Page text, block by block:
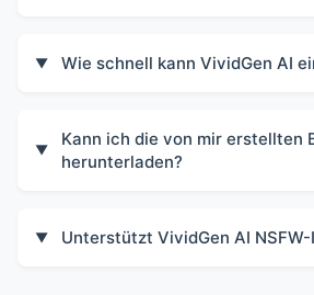
▼ Wie schnell kann VividGen AI
▼
Kann ich die von mir erstellten
herunterladen?
▼ Unterstützt VividGen AI